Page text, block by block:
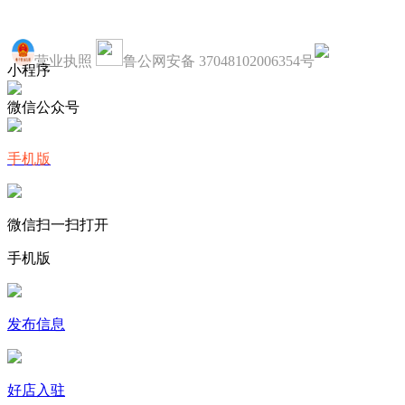
营业执照 鲁公网安备 37048102006354号
小程序
微信公众号
手机版
微信扫一扫打开
手机版
发布信息
好店入驻